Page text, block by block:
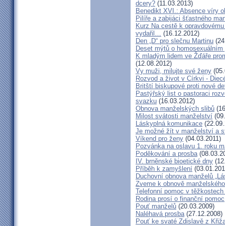
dcery? (11.03.2013)
Benedikt XVI.: Absence víry
Pilíře a zabijáci šťastného
Kurz Na cestě k
vydařil… (16.12.2012)
Den „D“ pro slečnu Martinu
Deset mýtů o homosexuálním
K mladým lidem ve Žďáře
(12.08.2012)
Vy muži, milujte své ženy
Rozvod a život v Církvi -
Britští biskupové proti nové
Pastýřský list o pastoraci
svazku (16.03.2012)
Obnova manželských slibů
Milost svátosti manželství
Láskyplná komunikace
Je možné žít v manželství a
Víkend pro ženy (04.03.2011)
Pozvánka na oslavu 1. roku
Poděkování a prosba
IV. brněnské bioetické dny
Příběh k zamyšlení
Duchovní obnova manželů
Zveme k obnově
Telefonní pomoc v
Rodina prosí o finanční pomoc
Pouť manželů (20.03.2009)
Naléhavá prosba(27.12.2008)
Pouť ke svaté Zdislavě z